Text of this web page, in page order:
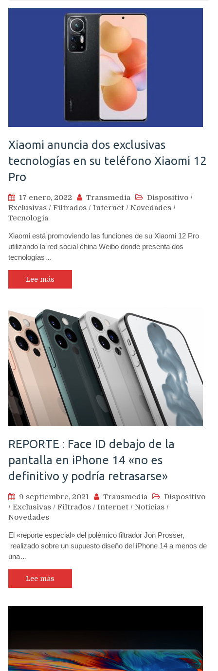
Xiaomi anuncia dos exclusivas
tecnologías en su teléfono Xiaomi 12
Pro
17 enero, 2022 Transmedia Dispositivo /
Exclusivas / Filtrados / Internet / Novedades /
Tecnología
Xiaomi está promoviendo las funciones de su Xiaomi 12 Pro
utilizando la red social china Weibo donde presenta dos
tecnologías…
Lee más
REPORTE : Face ID debajo de la
pantalla en iPhone 14 «no es
definitivo y podría retrasarse»
9 septiembre, 2021 Transmedia
Dispositivo
/ Exclusivas / Filtrados / Internet / Noticias /
Novedades
El «reporte especial» del polémico filtrador Jon Prosser,
realizado sobre un supuesto diseño del iPhone 14 a menos de
una…
Lee más